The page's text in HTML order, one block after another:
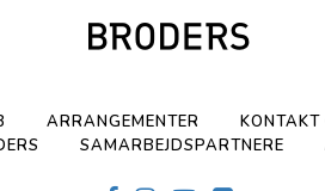
ARRANGEMENTER KONTAKT
SAMARBEJDSPARTNERE